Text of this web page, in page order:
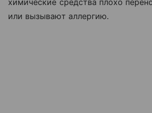
или вызывают аллергию.